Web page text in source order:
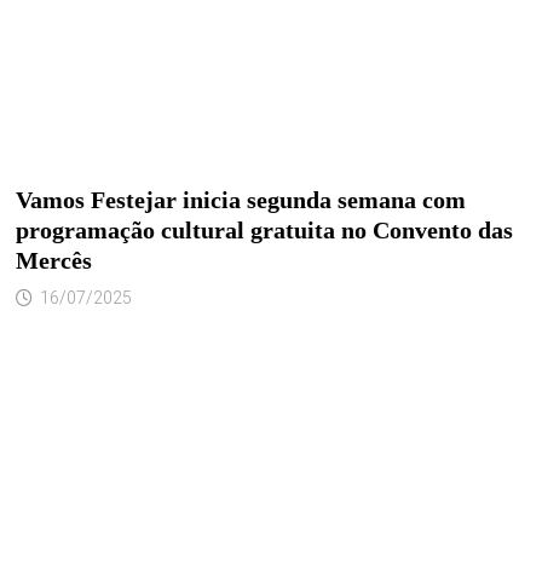
Vamos Festejar inicia segunda semana com
programação cultural gratuita no Convento das
Mercês
16/07/2025